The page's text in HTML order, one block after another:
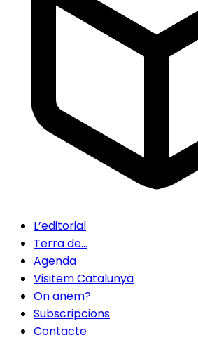
L’editorial
Terra de…
Agenda
Visitem Catalunya
On anem?
Subscripcions
Contacte